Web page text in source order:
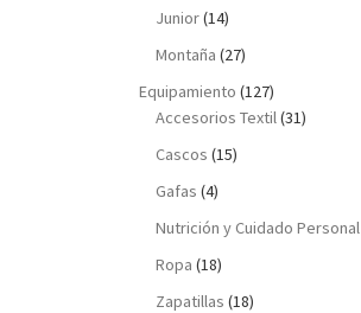
Junior(14)
Montaña (27)
Equipamiento (127)
Accesorios Textil(31)
Cascos (15)
Gafas (4)
Nutrición y Cuidado Personal
Ropa (18)
Zapatillas (18)